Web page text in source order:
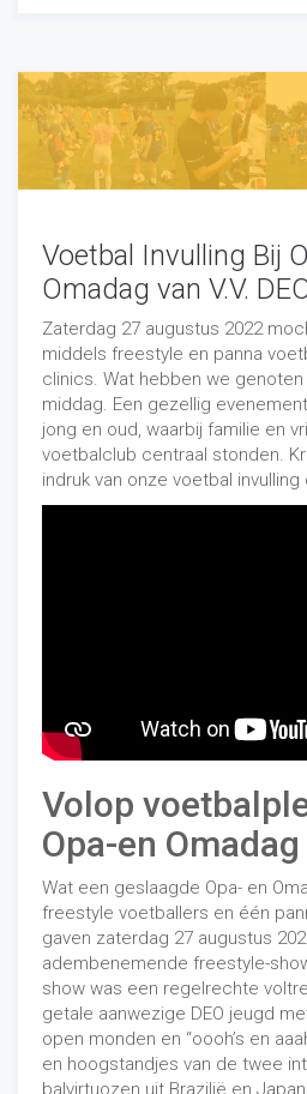
Voetbal Invulling Bij
Omadag van V.V.
Zaterdag 27 augustus 2022
middels freestyle en panna
clinics. Wat hebben we
middag. Een gezellig
jong en oud, waarbij familie en
voetbalclub centraal stonden.
indruk van onze voetbal
Volop
Opa-en Omadag
Wat een geslaagde Opa- en
freestyle voetballers en één
gaven zaterdag 27 augustus
adembenemende freestyle-
show was een regelrechte
getale aanwezige DEO jeugd
open monden en “oooh’s en
en hoogstandjes van de twee
balvirtuozen uit Brazilië en